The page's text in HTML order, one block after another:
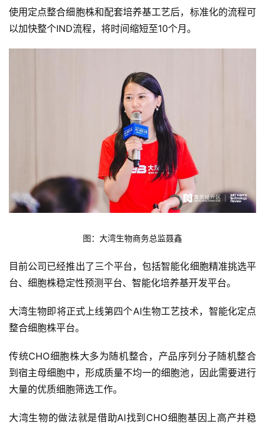
未
来
医
城
市
内
容
登录 注册
使用定点整合细胞株和配套培养基工艺后，标准化的流程可
以加快整个IND流程，将时间缩短至10个月。
图：大湾生物商务总监聂鑫
目前公司已经推出了三个平台，包括智能化细胞精准挑选平
台、细胞株稳定性预测平台、智能化培养基开发平台。
大湾生物即将正式上线第四个AI生物工艺技术，智能化定点
整合细胞株平台。
传统CHO细胞株大多为随机整合，产品序列分子随机整合
到宿主母细胞中，形成质量不均一的细胞池，因此需要进行
大量的优质细胞筛选工作。
大湾生物的做法就是借助AI找到CHO细胞基因上高产并稳